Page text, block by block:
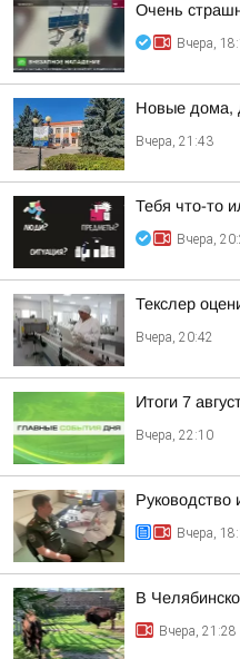
Очень
Вчера,
Новые дома,
Вчера, 21:43
Тебя что-то
Вчера,
Текслер
Вчера, 20:42
Итоги 7
Вчера, 22:10
Руководство
Вчера,
В
Вчера, 21:28